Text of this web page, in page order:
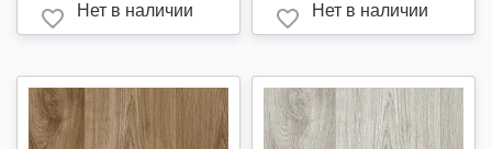
Нет в наличии Нет в наличии